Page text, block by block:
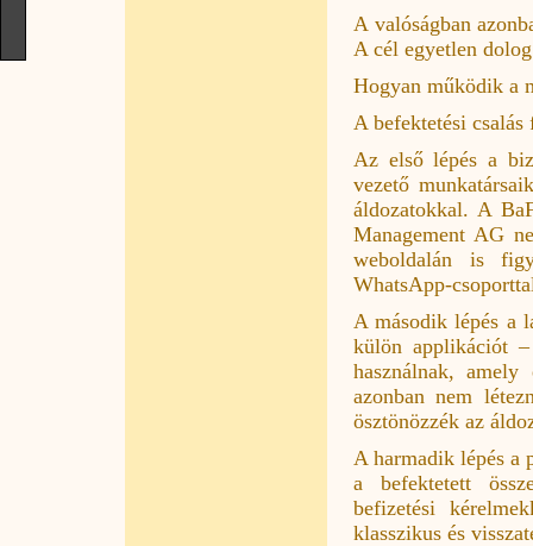
A valóságban
A cél egyetlen
Hogyan működik a
A befektetési
Az első lépés a
vezető
áldozatokkal. A
Management AG
weboldalán is
WhatsApp-
A második lépés a
külön applikációt
használnak,
azonban nem
ösztönözzék az
A harmadik lépés a
a befektetett
befizetési
klasszikus és